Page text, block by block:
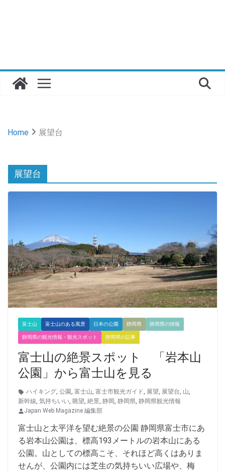
Home 展望台
展望台
富士山 富士山のある風景 日本の公園 静岡県 静岡県の情報
静岡県の観光情報・観光スポット 静岡県の記事
富士山の絶景スポット 「岩本山
公園」から富士山を見る
ハイキング, 公園, 富士山, 富士市観光ガイド, 展望, 展望台, 山,
新幹線, 気持ちいい, 眺望, 絶景, 静岡, 静岡県, 静岡県観光情報
Japan Web Magazine 編集部
富士山と太平洋を望む絶景の公園 静岡県富士市にあ
る岩本山公園は、標高193メートルの岩本山にある
公園。山としての標高こそ、それほど高くはありま
せんが、公園内には芝生の気持ちいい広場や、梅